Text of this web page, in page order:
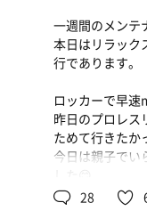
サッパリした
いいじゃない
晩ご飯までお付
ヘラクレスカッ
た工藤さんにも
また一週間頑張
それでは皆さ
いくぞー！オー
バチコリバチコ
りました。
友よ、1秒でも
一週間のメンテ
本日はリラック
行であります。
ロッカーで早速
昨日のプロレス
ためて行きた
今日は親子でい
28